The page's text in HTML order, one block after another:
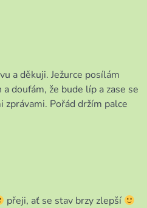
a děkuji. Ježurce posílám
doufám, že bude líp a zase se
zprávami. Pořád držím palce
přeji, ať se stav brzy zlepší